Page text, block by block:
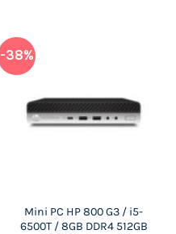
-38%
Mini PC HP 800 G3 / i5-
6500T / 8GB DDR4 512GB